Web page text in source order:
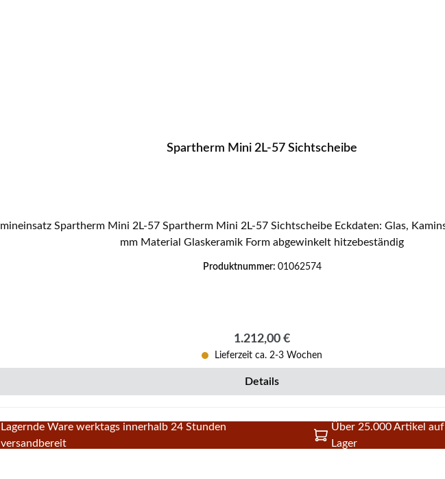
Spartherm Mini 2L-57 Sichtscheibe
mm Material Glaskeramik Form abgewinkelt hitzebeständig
Produktnummer: 01062574
Regulärer Preis:
1.212,00 €
Lieferzeit ca. 2-3 Wochen
Details
Lagernde Ware werktags innerhalb 24 Stunden
versandbereit
Über 25.000 Artikel auf
Lager